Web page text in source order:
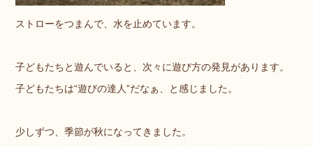
ストローをつまんで、水を止めています。
子どもたちと遊んでいると、次々に遊び方の発見があります。
子どもたちは“遊びの達人”だなぁ、と感じました。
少しずつ、季節が秋になってきました。